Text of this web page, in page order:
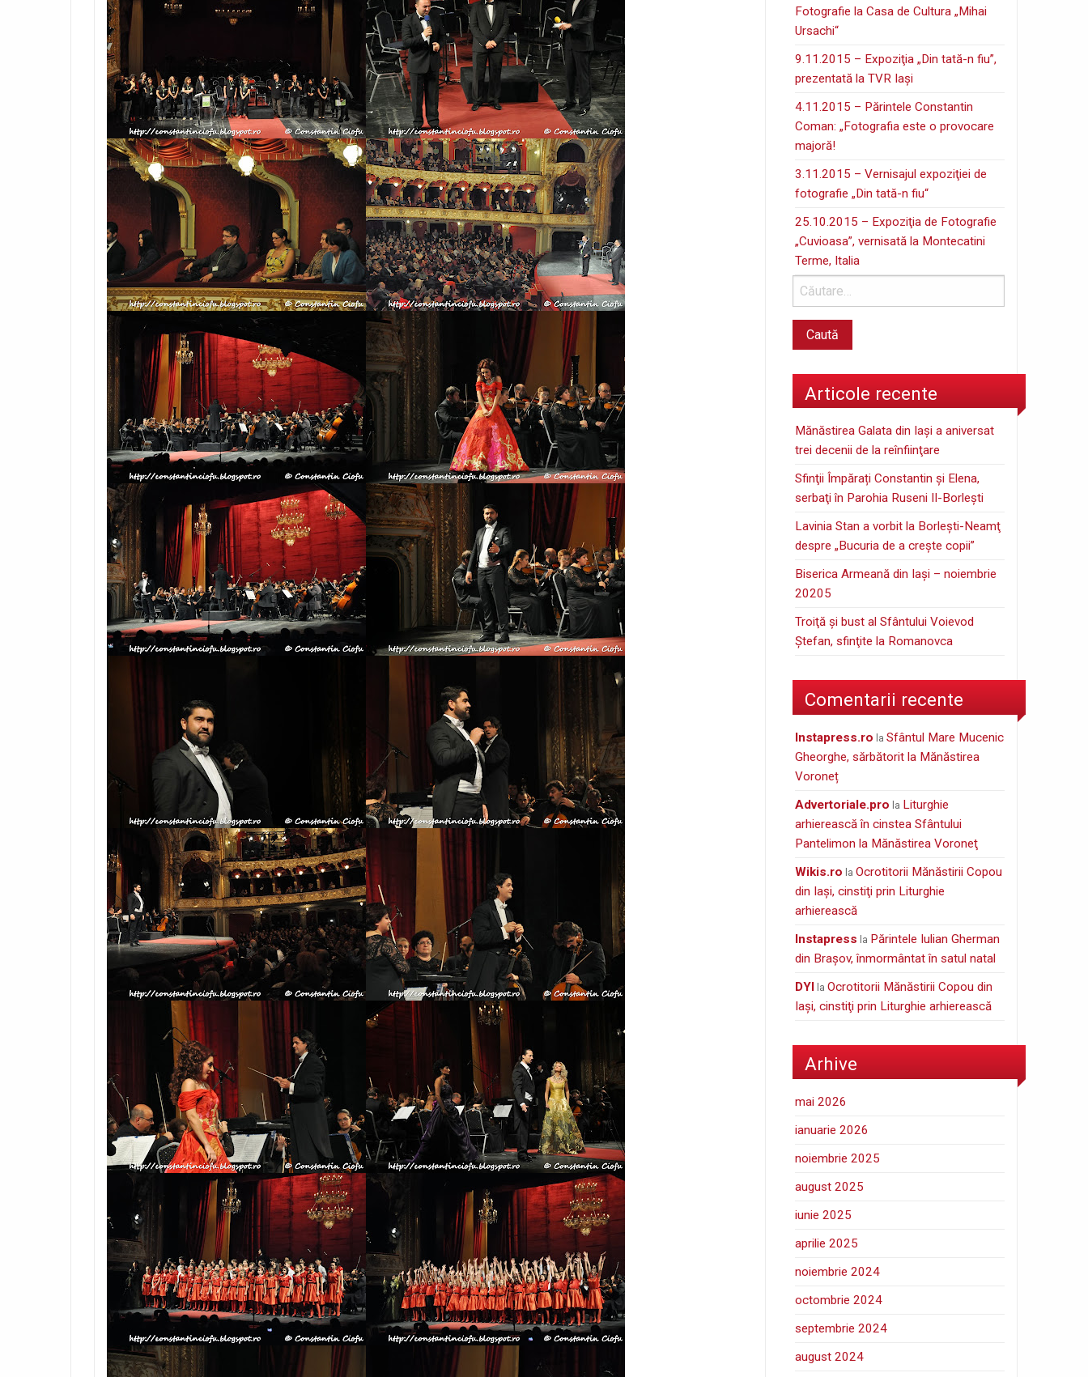
Fotografie la Casa de Cultura „Mihai
Ursachi“
9.11.2015 – Expoziţia „Din tată-n fiu”,
prezentată la TVR Iaşi
4.11.2015 – Părintele Constantin
Coman: „Fotografia este o provocare
majoră!
3.11.2015 – Vernisajul expoziţiei de
fotografie „Din tată-n fiu“
25.10.2015 – Expoziţia de Fotografie
„Cuvioasa”, vernisată la Montecatini
Terme, Italia
Articole recente
Mănăstirea Galata din Iaşi a aniversat
trei decenii de la reînfiinţare
Sfinţii Împărați Constantin și Elena,
serbaţi în Parohia Ruseni II-Borleşti
Lavinia Stan a vorbit la Borleşti-Neamţ
despre „Bucuria de a creşte copii”
Biserica Armeană din Iași – noiembrie
20205
Troiţă şi bust al Sfântului Voievod
Ştefan, sfinţite la Romanovca
Comentarii recente
instapress.ro laSfântul Mare Mucenic
Gheorghe, sărbătorit la Mănăstirea
Voroneț
Advertoriale.pro la Liturghie
arhierească în cinstea Sfântului
Pantelimon la Mănăstirea Voroneţ
wikis.ro laOcrotitorii Mănăstirii Copou
din Iaşi, cinstiţi prin Liturghie
arhierească
Instapress la Părintele Iulian Gherman
din Braşov, înmormântat în satul natal
DYI laOcrotitorii Mănăstirii Copou din
Iaşi, cinstiţi prin Liturghie arhierească
Arhive
mai 2026
ianuarie 2026
noiembrie 2025
august 2025
iunie 2025
aprilie 2025
noiembrie 2024
octombrie 2024
septembrie 2024
august 2024